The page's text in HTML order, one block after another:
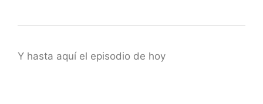
Y hasta aquí el episodio de hoy